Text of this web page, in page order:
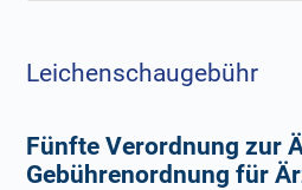
Leichenschaugebühr
Fünfte Verordnung zur
Gebührenordnung für